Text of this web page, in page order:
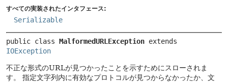
すべての実装されたインタフェース:
Serializable
public class MalformedURLException
IOException
不正な形式のURLが見つかったことを示すためにスローされま
す。
指定文字列内に有効なプロトコルが見つからなかったか、文